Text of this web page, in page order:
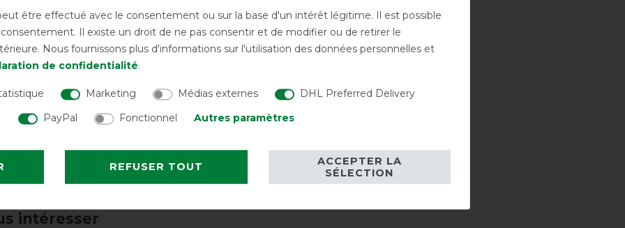
deux
fiable, complétée par un
une couverture hivernale
quotidienne à l’écurie ou au
intéresser
être effectué avec le consentement ou sur la base d'un intérêt légitime. Il est possible
Il existe un droit de ne pas consentir et de modifier ou de retirer le
Nous fournissons plus d'informations sur l'utilisation des données personnelles et
de confidentialité.
Marketing Médias externes
DHL Preferred Delivery
PayPal
Fonctionnel Autres paramètres
REFUSER TOUT
ACCEPTER LA
SÉLECTION